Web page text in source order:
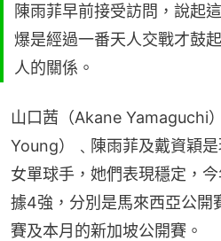
陳雨菲早前接受訪問，說起
爆是經過一番天人交戰才鼓
人的關係。
山口茜（Akane Yamaguchi
Young）﹑陳雨菲及戴資穎
女單球手，她們表現穩定，
據4強，分別是馬來西亞公開
賽及本月的新加坡公開賽。